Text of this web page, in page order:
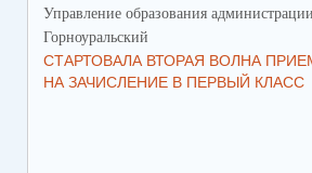
Управление образования
Горноуральский
СТАРТОВАЛА ВТОРАЯ ВОЛНА
НА ЗАЧИСЛЕНИЕ В ПЕРВЫЙ КЛАСС